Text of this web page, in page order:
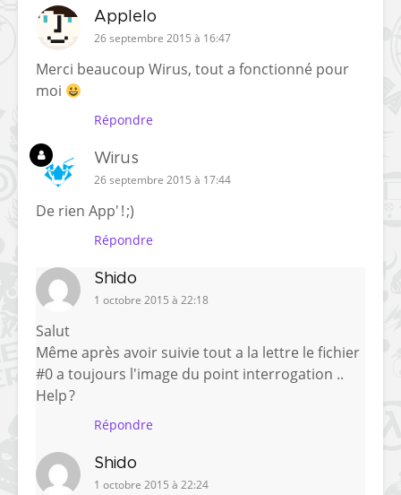
Applelo
26 septembre 2015 à 16:47
Merci beaucoup Wirus, tout a fonctionné pour
moi
Répondre
Wirus
26 septembre 2015 à 17:44
De rien App' ! ;)
Répondre
Shido
1 octobre 2015 à 22:18
Salut
Même après avoir suivie tout a la lettre le fichier
#0 a toujours l'image du point interrogation ..
Help ?
Répondre
Shido
1 octobre 2015 à 22:24